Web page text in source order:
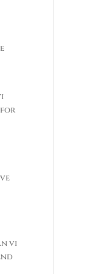
for
vi